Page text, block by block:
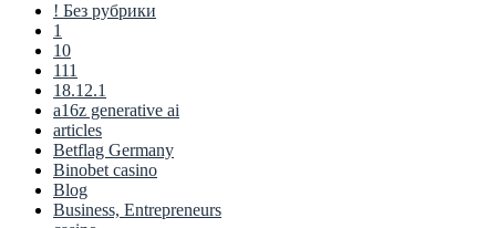
! Без рубрики
1
10
111
18.12.1
a16z generative ai
articles
Betflag Germany
Binobet casino
Blog
Business, Entrepreneurs